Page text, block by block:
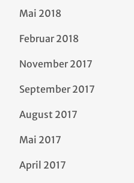
Mai 2018
Februar 2018
November 2017
September 2017
August 2017
Mai 2017
April 2017